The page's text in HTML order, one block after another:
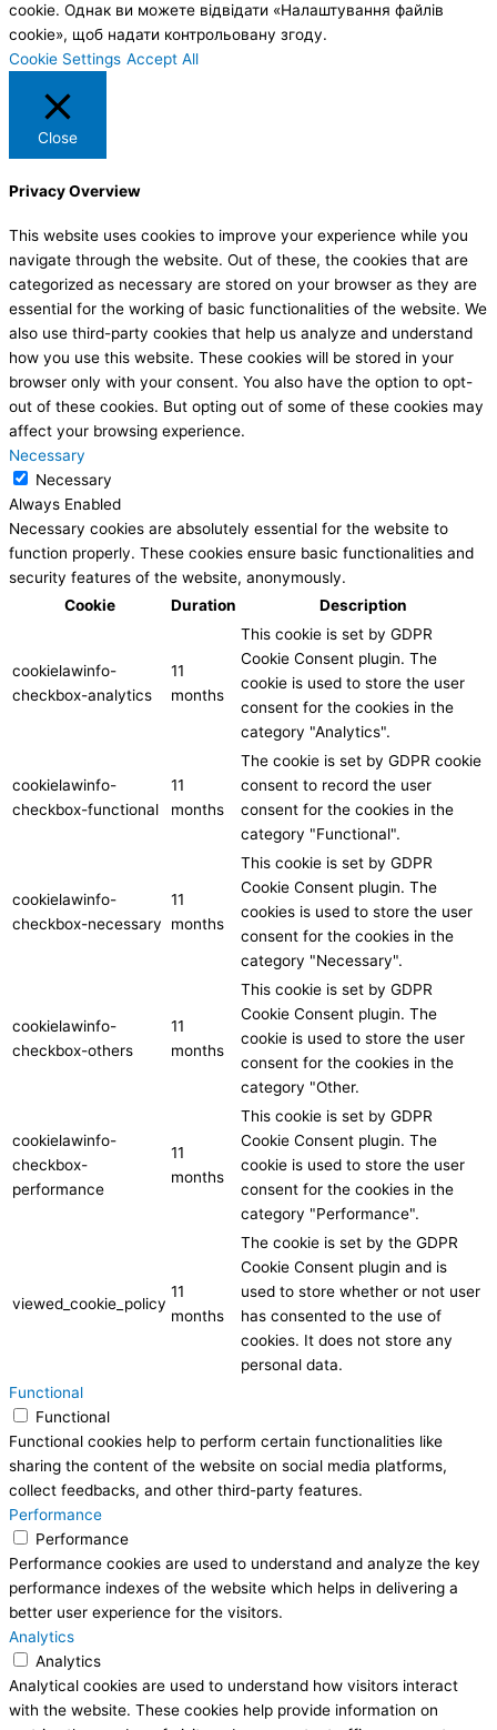
cookie. Однак ви можете відвідати «Налаштування файлів
cookie», щоб надати контрольовану згоду.
Cookie Settings Accept All
Close
Privacy Overview
This website uses cookies to improve your experience while you
navigate through the website. Out of these, the cookies that are
categorized as necessary are stored on your browser as they are
essential for the working of basic functionalities of the website. We
also use third-party cookies that help us analyze and understand
how you use this website. These cookies will be stored in your
browser only with your consent. You also have the option to opt-
out of these cookies. But opting out of some of these cookies may
affect your browsing experience.
Necessary
Necessary
Always Enabled
Necessary cookies are absolutely essential for the website to
function properly. These cookies ensure basic functionalities and
security features of the website, anonymously.
Cookie
Duration Description
cookielawinfo-
checkbox-analytics
11
months
This cookie is set by GDPR
Cookie Consent plugin. The
cookie is used to store the user
consent for the cookies in the
category "Analytics".
cookielawinfo-
checkbox-functional
11
months
The cookie is set by GDPR cookie
consent to record the user
consent for the cookies in the
category "Functional".
cookielawinfo-
checkbox-necessary
11
months
This cookie is set by GDPR
Cookie Consent plugin. The
cookies is used to store the user
consent for the cookies in the
category "Necessary".
cookielawinfo-
checkbox-others
11
months
This cookie is set by GDPR
Cookie Consent plugin. The
cookie is used to store the user
consent for the cookies in the
category "Other.
cookielawinfo-
checkbox-
performance
11
months
This cookie is set by GDPR
Cookie Consent plugin. The
cookie is used to store the user
consent for the cookies in the
category "Performance".
viewed_cookie_policy
11
months
The cookie is set by the GDPR
Cookie Consent plugin and is
used to store whether or not user
has consented to the use of
cookies. It does not store any
personal data.
Functional
Functional
Functional cookies help to perform certain functionalities like
sharing the content of the website on social media platforms,
collect feedbacks, and other third-party features.
Performance
Performance
Performance cookies are used to understand and analyze the key
performance indexes of the website which helps in delivering a
better user experience for the visitors.
Analytics
Analytics
Analytical cookies are used to understand how visitors interact
with the website. These cookies help provide information on